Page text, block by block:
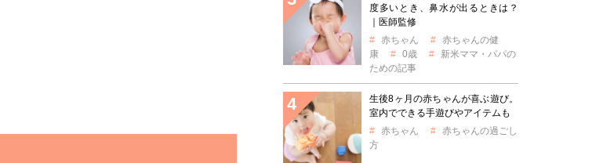
度多いとき、鼻水が出るときは？
｜医師監修
赤ちゃん
赤ちゃんの健
康
0歳
新米ママ・パパの
ための記事
生後8ヶ月の赤ちゃんが喜ぶ遊び。
室内でできる手遊びやアイテムも
赤ちゃん
赤ちゃんの過ごし
方